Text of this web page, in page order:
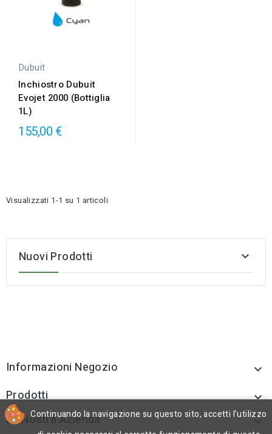
Dubuit
Inchiostro Dubuit
Evojet 2000 (Bottiglia
1L)
155,00 €
Visualizzati 1-1 su 1 articoli
Nuovi Prodotti 
Informazioni Negozio 
Prodotti 
La Nostra Azienda 
Continuando la navigazione su questo sito, accetti l’utilizzo